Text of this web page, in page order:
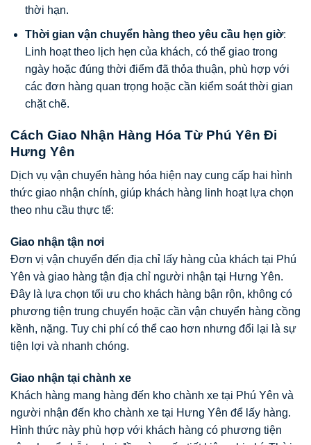
thời hạn.
Thời gian vận chuyển hàng theo yêu cầu hẹn giờ:
Linh hoạt theo lịch hẹn của khách, có thể giao trong
ngày hoặc đúng thời điểm đã thỏa thuận, phù hợp với
các đơn hàng quan trọng hoặc cần kiểm soát thời gian
chặt chẽ.
Cách Giao Nhận Hàng Hóa Từ Phú Yên Đi
Hưng Yên
Dịch vụ vận chuyển hàng hóa hiện nay cung cấp hai hình
thức giao nhận chính, giúp khách hàng linh hoạt lựa chọn
theo nhu cầu thực tế:
Giao nhận tận nơi
Đơn vị vận chuyển đến địa chỉ lấy hàng của khách tại Phú
Yên và giao hàng tận địa chỉ người nhận tại Hưng Yên.
Đây là lựa chọn tối ưu cho khách hàng bận rộn, không có
phương tiện trung chuyển hoặc cần vận chuyển hàng cồng
kềnh, nặng. Tuy chi phí có thể cao hơn nhưng đổi lại là sự
tiện lợi và nhanh chóng.
Giao nhận tại chành xe
Khách hàng mang hàng đến kho chành xe tại Phú Yên và
người nhận đến kho chành xe tại Hưng Yên để lấy hàng.
Hình thức này phù hợp với khách hàng có phương tiện